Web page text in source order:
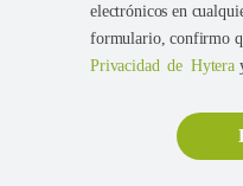
electrónicos en
formulario, confirmo
Privacidad de Hytera